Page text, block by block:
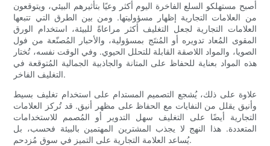
أصبح مستهلكو السلع الفاخرة اليوم أكثر وعيًا بتأثيرهم البيئي، ويتوقعون
من العلامات التجارية إظهار مسؤوليتها. ومن بين الطرق التي تتبعها
العلامات التجارية لجعل التغليف أكثر مراعاةً للبيئة، استخدام الورق
المقوى المُعاد تدويره أو المُنتَج بمسؤولية، والأحبار المُصنّعة من فول
الصويا، والمواد اللاصقة القابلة للتحلل الحيوي. وفي الوقت نفسه، تُختار
هذه المواد بعناية للحفاظ على المتانة والجاذبية الجمالية المُتوقعة في
التغليف الفاخر.
علاوة على ذلك، يُشجع التصميم المستدام على استخدام تغليف بسيط
وأنيق يقلل من النفايات مع الحفاظ على مظهر أنيق. قد تُركز العلامات
التجارية أيضًا على التغليف سهل التدوير أو المُصمم للاستخدامات
المتعددة. هذا النهج لا يجذب المشترين المهتمين بالبيئة فحسب، بل
يُساعد العلامة التجارية على التميز في سوق مُزدحم.